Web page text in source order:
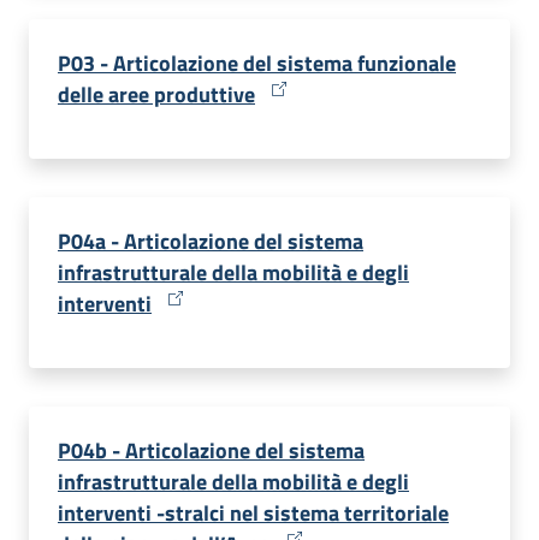
P03 - Articolazione del sistema funzionale
delle aree produttive
P04a - Articolazione del sistema
infrastrutturale della mobilità e degli
interventi
P04b - Articolazione del sistema
infrastrutturale della mobilità e degli
interventi -stralci nel sistema territoriale